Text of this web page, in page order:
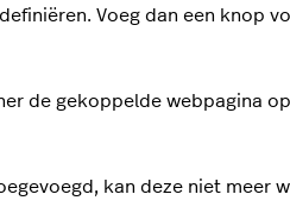
Voeg dan een knop
de gekoppelde webpagina
kan deze niet meer